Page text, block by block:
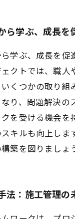
ら学ぶ、成長を
学ぶ、成長を
クトでは、職
くつかの取り組
り、問題解決
を受ける機会
キルも向上しま
築を図りましょ
法：施工管理の